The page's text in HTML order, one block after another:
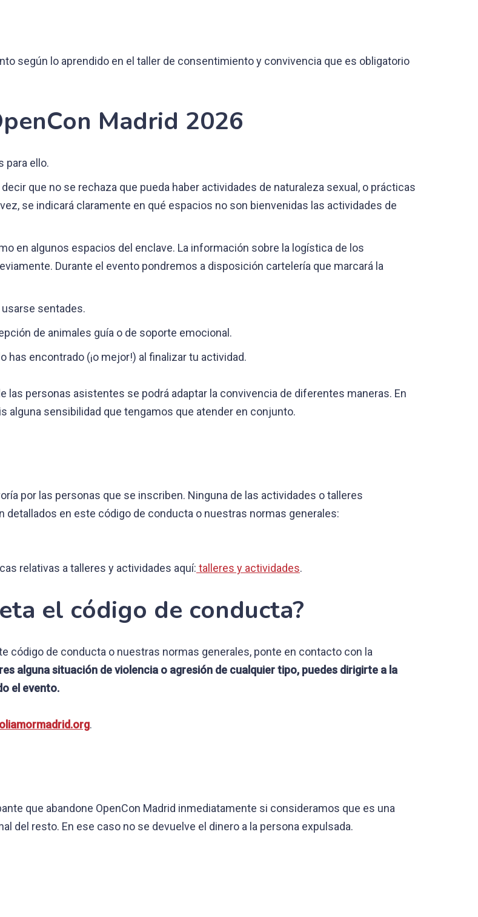
según lo aprendido en el taller de consentimiento y convivencia que es obligatorio
Madrid 2026
para ello.
que no se rechaza que pueda haber actividades de naturaleza sexual, o prácticas
se indicará claramente en qué espacios no son bienvenidas las actividades de
en algunos espacios del enclave. La información sobre la logística de los
Durante el evento pondremos a disposición cartelería que marcará la
sentades.
de animales guía o de soporte emocional.
has encontrado (¡o mejor!) al finalizar tu actividad.
personas asistentes se podrá adaptar la convivencia de diferentes maneras. En
sensibilidad que tengamos que atender en conjunto.
por las personas que se inscriben. Ninguna de las actividades o talleres
en este código de conducta o nuestras normas generales:
relativas a talleres y actividades aquí: talleres y actividades.
el código de conducta?
código de conducta o nuestras normas generales, ponte en contacto con la
alguna situación de violencia o agresión de cualquier tipo, puedes dirigirte a la
el evento.
.
que abandone OpenCon Madrid inmediatamente si consideramos que es una
del resto. En ese caso no se devuelve el dinero a la persona expulsada.